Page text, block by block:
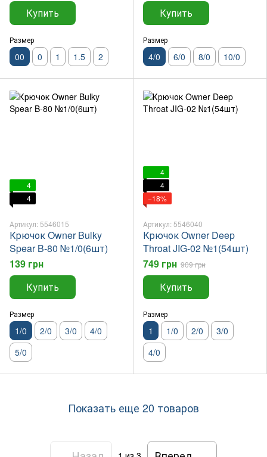
Купить
Размер
00 0 1 1.5 2
Купить
Размер
4/0 6/0 8/0 10/0
4
4
Артикул: 5546015
Крючок Owner Bulky
Spear B-80 №1/0(6шт)
139 грн
Купить
Размер
1/0 2/0 3/0
4/0
5/0
4
4
−18%
Артикул: 5546040
Крючок Owner Deep
Throat JIG-02 №1(54шт)
749 грн 909 грн
Купить
Размер
1 1/0 2/0
3/0
4/0
Показать еще 20 товаров